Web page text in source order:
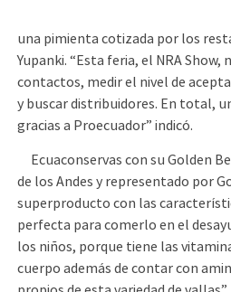
una pimienta cotizada por los
Yupanki. “Esta feria, el NRA Show,
contactos, medir el nivel de
y buscar distribuidores. En total,
gracias a Proecuador” indicó.
Ecuaconservas con su Golden
de los Andes y representado por
superproducto con las
perfecta para comerlo en el
los niños, porque tiene las
cuerpo además de contar con